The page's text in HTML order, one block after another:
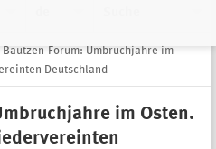
Bautzen-Forum: Umbruchjahre im
Deutschland
im Osten.